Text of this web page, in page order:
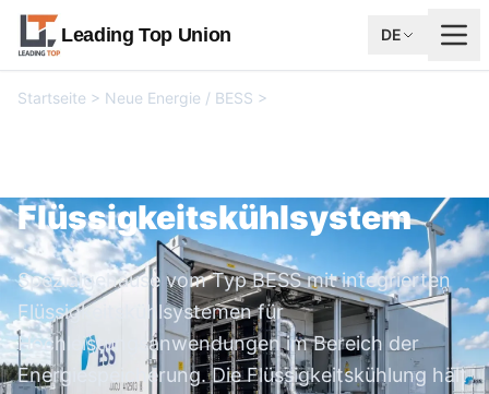
Leading Top Union DE
Startseite > Neue Energie / BESS >
Flüssigkeitskühlsystem
Spezialgehäuse vom Typ BESS mit integrierten
Flüssigkeitskühlsystemen für
Hochleistungsanwendungen im Bereich der
Energiespeicherung. Die Flüssigkeitskühlung hält